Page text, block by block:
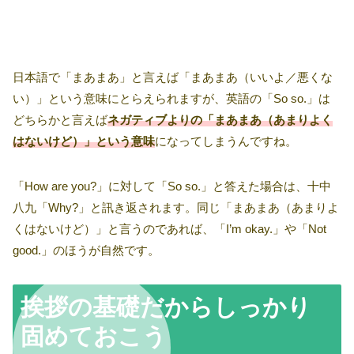
日本語で「まあまあ」と言えば「まあまあ（いいよ／悪くな
い）」という意味にとらえられますが、英語の「So so.」は
どちらかと言えばネガティブよりの「まあまあ（あまりよく
はないけど）」という意味になってしまうんですね。
「How are you?」に対して「So so.」と答えた場合は、十中
八九「Why?」と訊き返されます。同じ「まあまあ（あまりよ
くはないけど）」と言うのであれば、「I’m okay.」や「Not
good.」のほうが自然です。
挨拶の基礎だからしっかり
固めておこう